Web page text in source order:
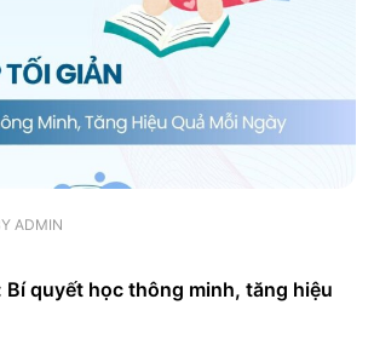
ADMIN
Bí quyết học thông minh, tăng hiệu